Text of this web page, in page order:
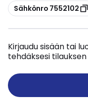
Kopioi
Sähkönro 7552102
Kirjaudu sisään tai
tehdäksesi tilauksen